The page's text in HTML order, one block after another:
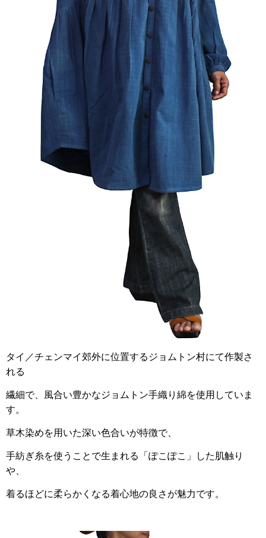
タイ／チェンマイ郊外に位置するジョムトン村にて作製さ
れる
繊細で、風合い豊かなジョムトン手織り綿を使用していま
す。
草木染めを用いた深い色合いが特徴で、
手紡ぎ糸を使うことで生まれる「ぽこぽこ」した肌触り
や、
着るほどに柔らかくなる着心地の良さが魅力です。